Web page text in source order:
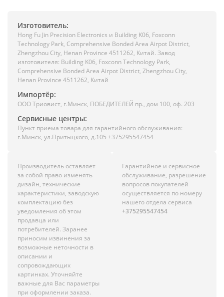
Изготовитель:
Hong Fu Jin Precision Electronics и Building K06, Foxconn
Technology Park, Comprehensive Bonded Area Airpot District,
Zhengzhou City, Henan Province 4511262, Китай. Завод
изготовителя: Building K06, Foxconn Technology Park,
Comprehensive Bonded Area Airpot District, Zhengzhou City,
Henan Province 4511262, Китай
Импортёр:
ООО Триовист, г.Минск, ПОБЕДИТЕЛЕЙ пр., дом 100, оф. 203
Сервисные центры:
Пункт приема товара для гарантийного обслуживания:
г.Минск, ул.Притыцкого, д.105 +375295547454
Производитель оставляет
за собой право изменять
дизайн, технические
характеристики, заводскую
комплектацию без
уведомления об этом
продавца или
потребителей. Заранее
приносим извинения за
возможные неточности в
описании и
сопровождающих
картинках. Уточняйте
важные для Вас параметры
при оформлении заказа.
Гарантийное и сервисное
обслуживание, разрешение
вопросов покупателей
осуществляется по номеру
нашего отдела сервиса
+375295547454